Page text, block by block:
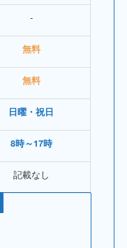
‐
無料
無料
日曜・祝日
8時～17時
記載なし